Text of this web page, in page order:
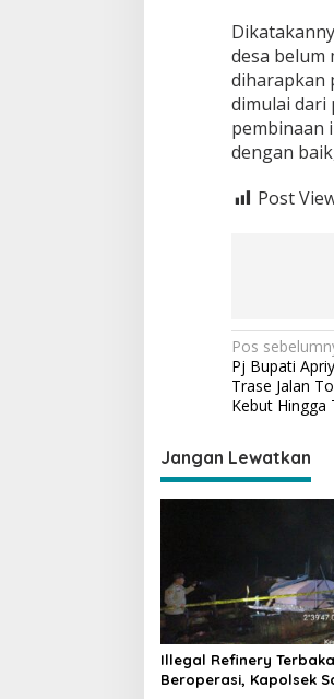
desa belum
diharapkan
dimulai dari
pembinaan
dengan
Post
N
a
v
i
g
a
p
o
s
Pos
Pj Bupati
Trase Jalan
Kebut Hingga
Jangan Lewatkan
Illegal Refinery
Beroperasi, Kapolsek